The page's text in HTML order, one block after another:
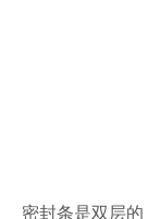
密封条是双层的